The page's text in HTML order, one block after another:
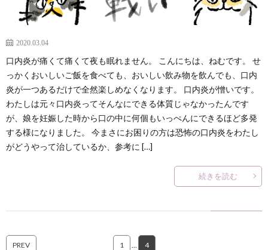
2020.03.04
口内炎が痛くて痛くて夜も眠れません。 こんにちは、ねむです。 せ
っかくおいしいご飯を食べても、おいしい飲み物を飲んでも、口内
炎が一つあるだけで全然楽しめなくなります。 口内炎が憎いです。
わたしは元々口内炎ってそんなにできる体質じゃなかったんです
が、娘を妊娠した時から口の中に何個もいっぺんにできるほど多発
する様になりました。 今まさにお困りの方は恐怖の口内炎をわたし
がどうやって治しているか、参考に […]
続きを読む
PREV 1 4